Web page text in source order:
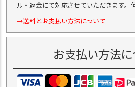
ル・返金にて対応させていただきます。
→送料とお支払い方法について
お支払い方法に